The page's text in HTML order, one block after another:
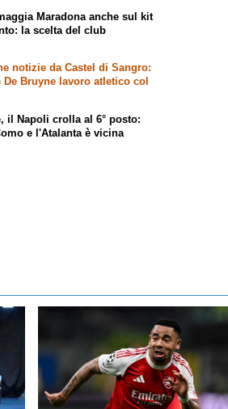
Maradona anche sul kit
la scelta del club
notizie da Castel di Sangro:
De Bruyne lavoro atletico col
il Napoli crolla al 6° posto:
e l'Atalanta è vicina